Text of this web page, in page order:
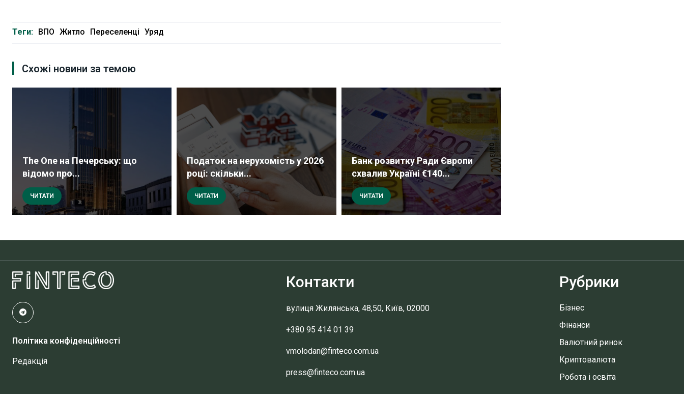
Теги: ВПО Житло Переселенці Уряд
Схожі новини за темою
The One на Печерську: що
відомо про...
ЧИТАТИ
Податок на нерухомість у 2026
році: скільки...
ЧИТАТИ
Банк розвитку Ради Європи
схвалив Україні €140...
ЧИТАТИ
Політика конфіденційності
Редакція
Контакти
вулиця Жилянська, 48,50, Київ, 02000
+380 95 414 01 39
vmolodan@finteco.com.ua
press@finteco.com.ua
Рубрики
Бізнес
Фінанси
Валютний ринок
Криптовалюта
Робота і освіта